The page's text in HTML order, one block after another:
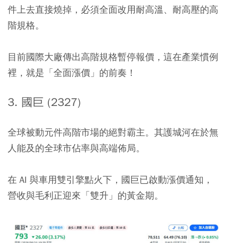
件上去直接燒掉，必須全面改用耐高溫、耐高壓的高
階規格。
目前國際大廠傳出高階規格暫停報價，這在產業慣例
裡，就是「全面漲價」的前奏！
3. 國巨 (2327)
全球被動元件高階市場的絕對霸主。其護城河在於無
人能及的全球市佔率與高端佈局。
在 AI 與車用雙引擎點火下，國巨已啟動漲價通知，
營收與毛利正迎來「雙升」的黃金期。